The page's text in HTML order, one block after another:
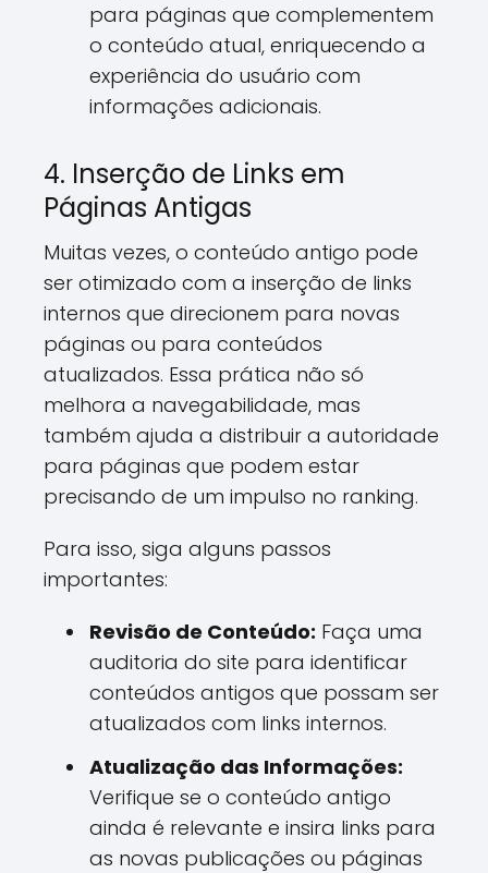
para páginas que complementem
o conteúdo atual, enriquecendo a
experiência do usuário com
informações adicionais.
4. Inserção de Links em
Páginas Antigas
Muitas vezes, o conteúdo antigo pode
ser otimizado com a inserção de links
internos que direcionem para novas
páginas ou para conteúdos
atualizados. Essa prática não só
melhora a navegabilidade, mas
também ajuda a distribuir a autoridade
para páginas que podem estar
precisando de um impulso no ranking.
Para isso, siga alguns passos
importantes:
Revisão de Conteúdo: Faça uma
auditoria do site para identificar
conteúdos antigos que possam ser
atualizados com links internos.
Atualização das Informações:
Verifique se o conteúdo antigo
ainda é relevante e insira links para
as novas publicações ou páginas